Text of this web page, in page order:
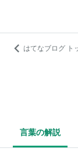
はてなブログ ト
言葉の解説